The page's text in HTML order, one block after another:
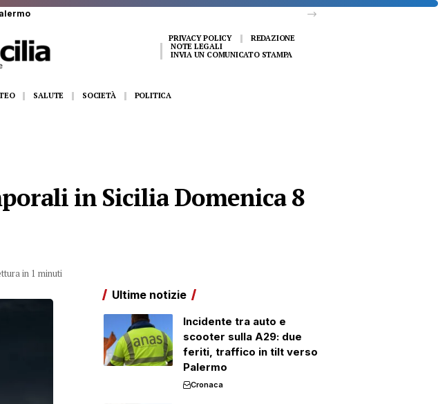
PRIVACY POLICY
REDAZIONE
NOTE LEGALI
INVIA UN COMUNICATO STAMPA
SALUTE SOCIETÀ POLITICA
in Sicilia Domenica 8
in 1 minuti
Ultime notizie
Incidente tra auto e
scooter sulla A29: due
feriti, traffico in tilt verso
Palermo
Cronaca